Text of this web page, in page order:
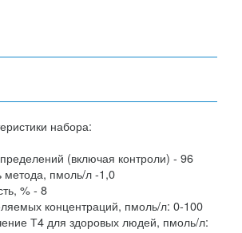
набора:
(включая контроли) - 96
метода, пмоль/л -1,0
% - 8
концентраций, пмоль/л: 0-100
Т4 для здоровых людей, пмоль/л: